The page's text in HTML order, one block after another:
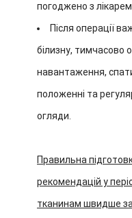
погоджено з лікарем.
Після операції
білизну, тимчасово
навантаження,
положенні та
огляди.
Правильна
рекомендацій у
тканинам швидше